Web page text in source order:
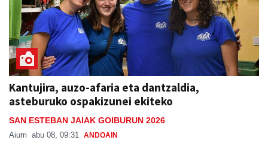
Kantujira, auzo-afaria eta dantzaldia,
asteburuko ospakizunei ekiteko
SAN ESTEBAN JAIAK GOIBURUN 2026
Aiurri abu 08, 09:31 ANDOAIN